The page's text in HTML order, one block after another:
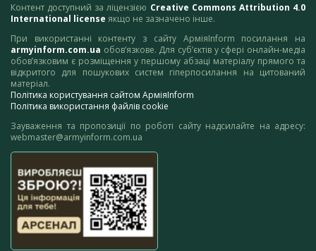
Контент доступний за ліцензією Creative Commons Attribution 4.0
International license якщо не зазначено інше.
При використанні контенту з сайту АрміяInform посилання на
armyinform.com.ua обов’язкове. Для суб’єктів у сфері онлайн-медіа
обов’язковим є розміщення у першому абзаці матеріалу прямого та
відкритого для пошукових систем гіперпосилання на цитований
матеріал.
Політика користування сайтом АрміяInform
Політика використання файлів cookie
Зауваження та пропозиції по роботі сайту надсилайте на адресу:
webmaster@armyinform.com.ua